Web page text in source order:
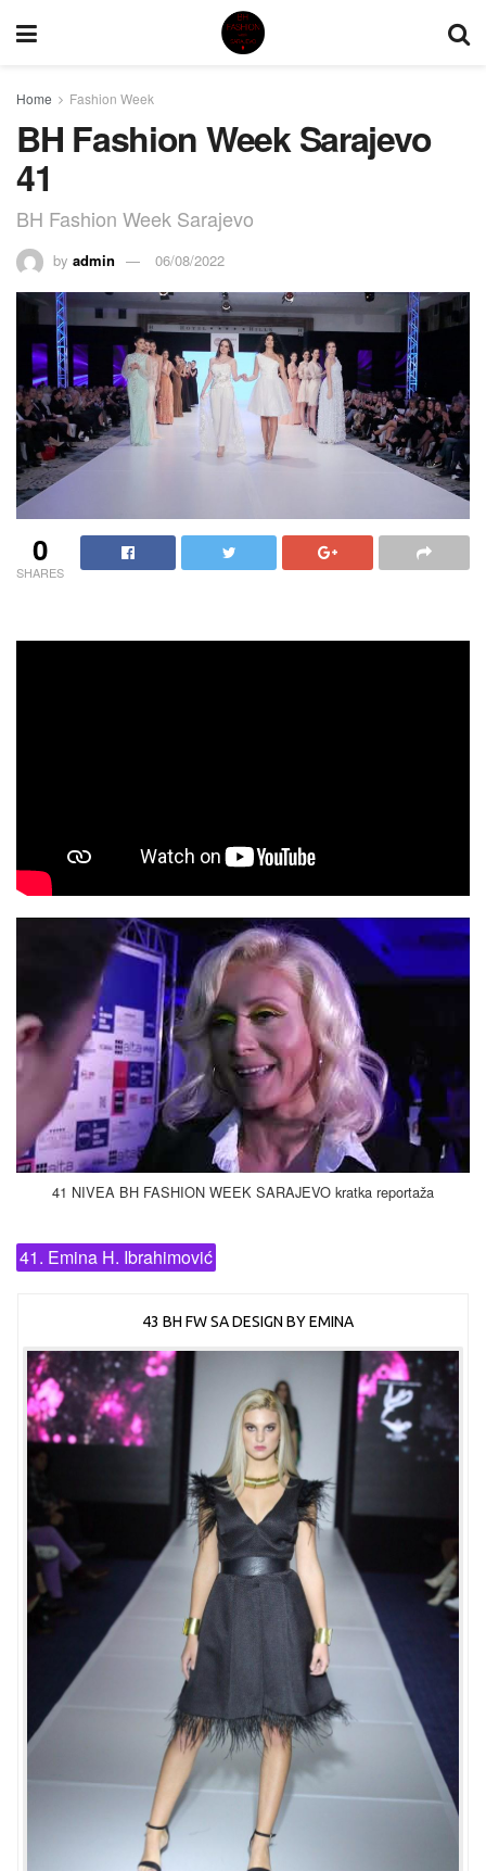
Home Fashion Week
BH Fashion Week Sarajevo
41
BH Fashion Week Sarajevo
by admin 06/08/2022
0
SHARES
41 NIVEA BH FASHION WEEK SARAJEVO kratka reportaža
41. Emina H. Ibrahimović
43 BH FW SA DESIGN BY EMINA